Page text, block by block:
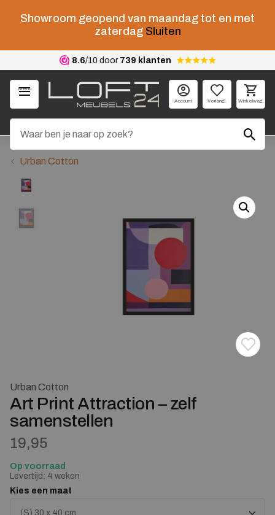
Showroom geopend van maandag tot en met
zaterdag Sluiten
8.6/10 door 739 klanten
Menu
Account Verlangl. Winkelwag.
Urban Cotton
Urban Cotton
Art Print Attraction – zelf
samenstellen
19,95
Op voorraad
Levertijd: 4 weken
Kies een maat